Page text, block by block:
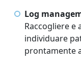
Log
Raccogliere e
individuare
prontamente